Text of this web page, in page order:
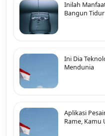
Inilah
Bangun Tidur
Ini Dia
Mendunia
Aplikasi
Rame, Kamu